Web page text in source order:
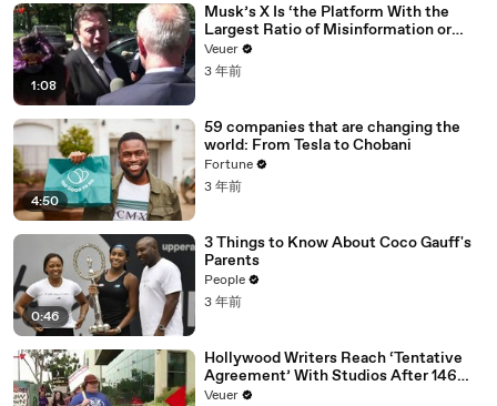
1:08
Musk’s X Is ‘the Platform With the
Largest Ratio of Misinformation or
Disinformation’ Amongst All Social
Media Platforms
Veuer
3 年前
4:50
59 companies that are changing the
world: From Tesla to Chobani
Fortune
3 年前
0:46
3 Things to Know About Coco Gauff's
Parents
People
3 年前
Hollywood Writers Reach ‘Tentative
Agreement’ With Studios After 146
Day Strike
Veuer